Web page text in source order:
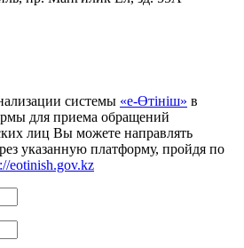
системы «е-Өтініш» в
для приема обращений
лиц Вы можете направлять
указанную платформу, пройдя по
eotinish.gov.kz